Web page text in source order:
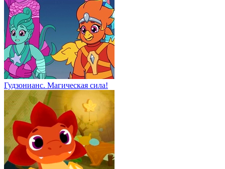
Гудзонианс. Магическая сила!